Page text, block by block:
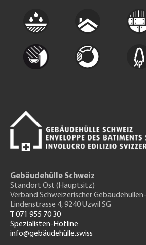
Gebäudehülle Schweiz
Standort Ost (Hauptsitz)
Verband Schweizerischer
Lindenstrasse 4, 9240 Uzwil SG
T 071 955 70 30
Spezialisten-Hotline
info@gebäudehülle.swiss